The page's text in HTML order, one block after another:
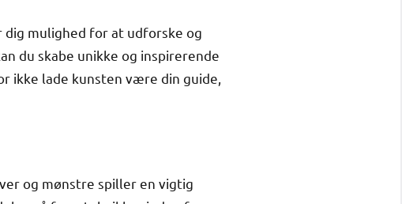
mulighed for at udforske og
du skabe unikke og inspirerende
ikke lade kunsten være din guide,
og mønstre spiller en vigtig